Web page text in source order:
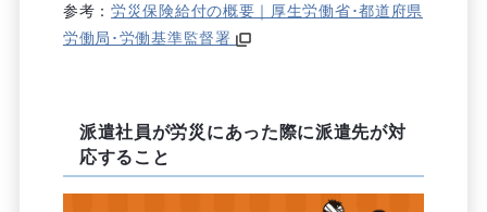
参考：労災保険給付の概要｜厚生労働省･都道府県
労働局･労働基準監督署
派遣社員が労災にあった際に派遣先が対
応すること